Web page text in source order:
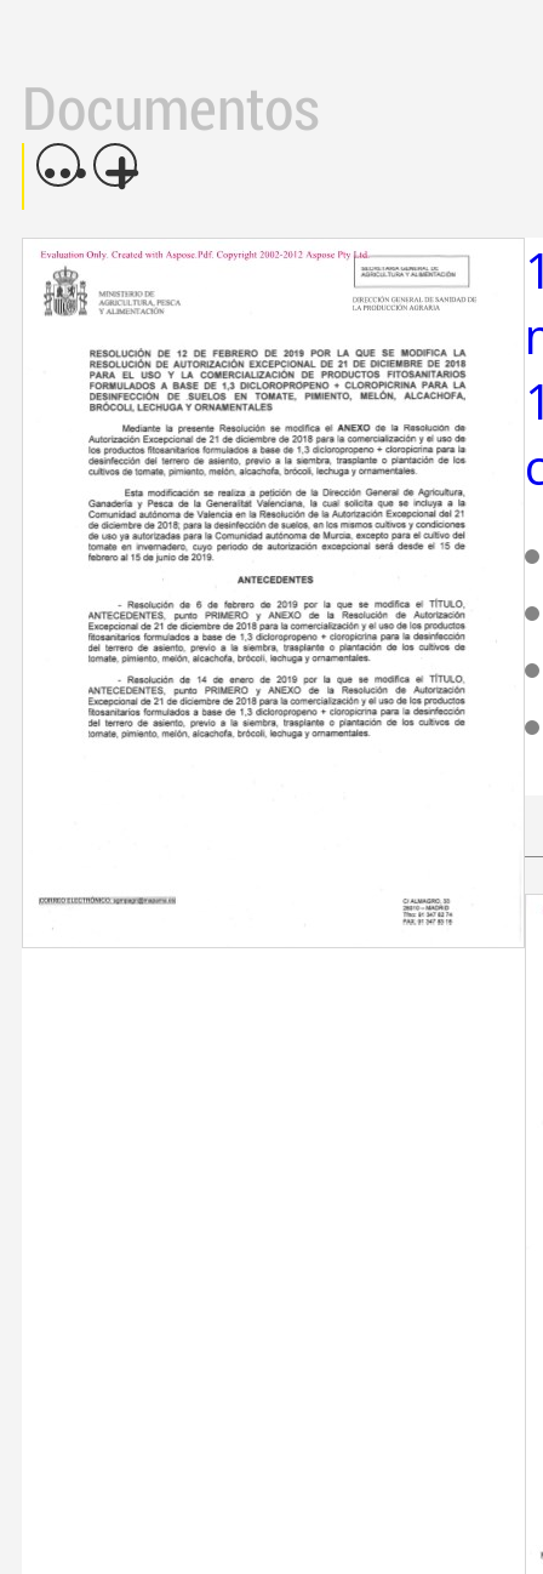
Documentos